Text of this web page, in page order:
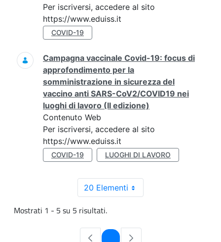
Per iscriversi, accedere al sito
https://www.eduiss.it
COVID-19
Campagna vaccinale Covid-19: focus di
approfondimento per la
somministrazione in sicurezza del
vaccino anti SARS-CoV2/COVID19 nei
luoghi di lavoro (II edizione)
Contenuto Web
Per iscriversi, accedere al sito
https://www.eduiss.it
COVID-19 LUOGHI DI LAVORO
20 Elementi
Mostrati 1 - 5 su 5 risultati.
Pagina